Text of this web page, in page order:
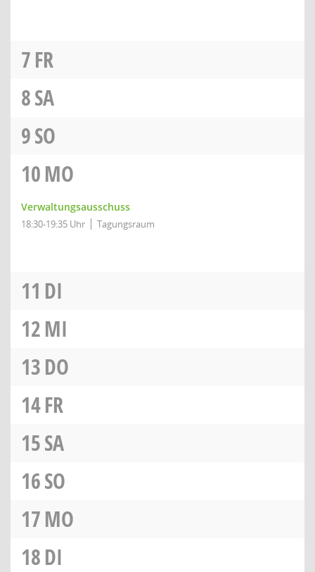
7FR
8SA
9SO
10MO
Verwaltungsausschuss
18:30-19:35 Uhr Tagungsraum
11 DI
12MI
13DO
14FR
15SA
16SO
17MO
18DI